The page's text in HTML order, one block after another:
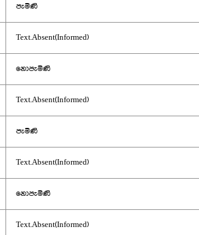
පැමිණි
Text.Absent(Informed)
නොපැමිණි
Text.Absent(Informed)
පැමිණි
Text.Absent(Informed)
නොපැමිණි
Text.Absent(Informed)